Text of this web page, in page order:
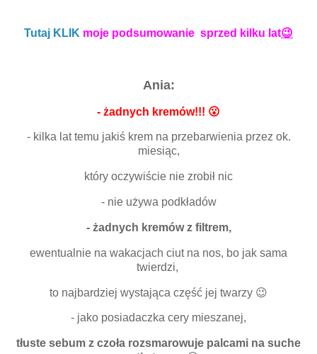
Tutaj KLIK moje podsumowanie sprzed kilku lat😉
Ania:
- żadnych kremów!!! 😮
- kilka lat temu jakiś krem na przebarwienia przez ok.
miesiąc,
który oczywiście nie zrobił nic
- nie używa podkładów
- żadnych kremów z filtrem,
ewentualnie na wakacjach ciut na nos, bo jak sama
twierdzi,
to najbardziej wystająca część jej twarzy 😉
- jako posiadaczka cery mieszanej,
tłuste sebum z czoła rozsmarowuje palcami na suche